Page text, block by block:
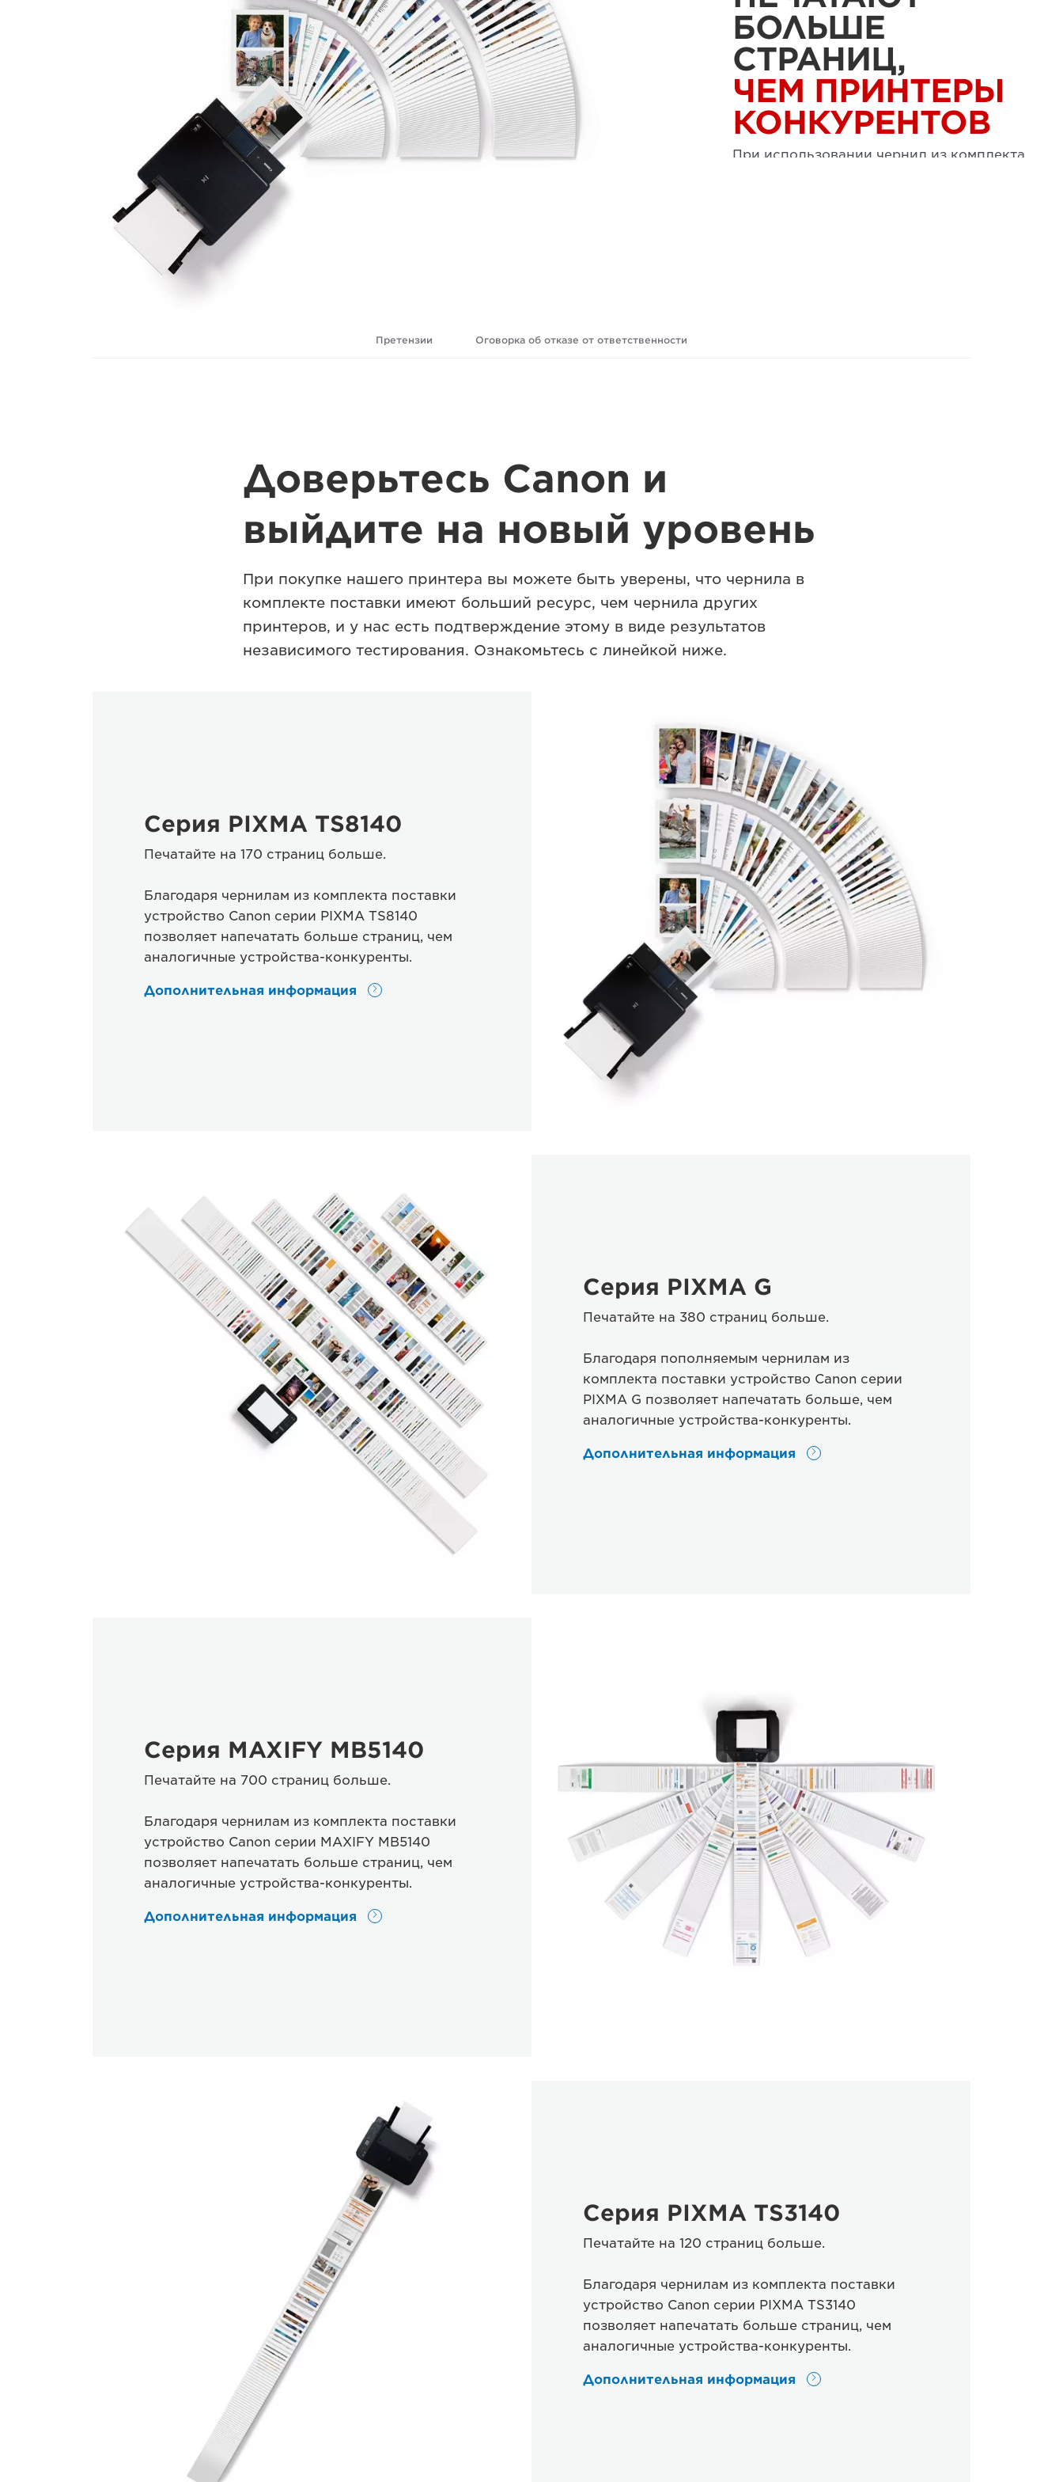
БОЛЬШЕ
СТРАНИЦ,
ЧЕМ ПРИНТЕРЫ
КОНКУРЕНТОВ
При использовании чернил из комплекта
Претензии Оговорка об отказе от ответственности
Доверьтесь Canon и
выйдите на новый уровень
При покупке нашего принтера вы можете быть уверены, что чернила в
комплекте поставки имеют больший ресурс, чем чернила других
принтеров, и у нас есть подтверждение этому в виде результатов
независимого тестирования. Ознакомьтесь с линейкой ниже.
Серия PIXMA TS8140
Печатайте на 170 страниц больше.
Благодаря чернилам из комплекта поставки
устройство Canon серии PIXMA TS8140
позволяет напечатать больше страниц, чем
аналогичные устройства-конкуренты.
Дополнительная информация
Серия PIXMA G
Печатайте на 380 страниц больше.
Благодаря пополняемым чернилам из
комплекта поставки устройство Canon серии
PIXMA G позволяет напечатать больше, чем
аналогичные устройства-конкуренты.
Дополнительная информация
Серия MAXIFY MB5140
Печатайте на 700 страниц больше.
Благодаря чернилам из комплекта поставки
устройство Canon серии MAXIFY MB5140
позволяет напечатать больше страниц, чем
аналогичные устройства-конкуренты.
Дополнительная информация
Серия PIXMA TS3140
Печатайте на 120 страниц больше.
Благодаря чернилам из комплекта поставки
устройство Canon серии PIXMA TS3140
позволяет напечатать больше страниц, чем
аналогичные устройства-конкуренты.
Дополнительная информация